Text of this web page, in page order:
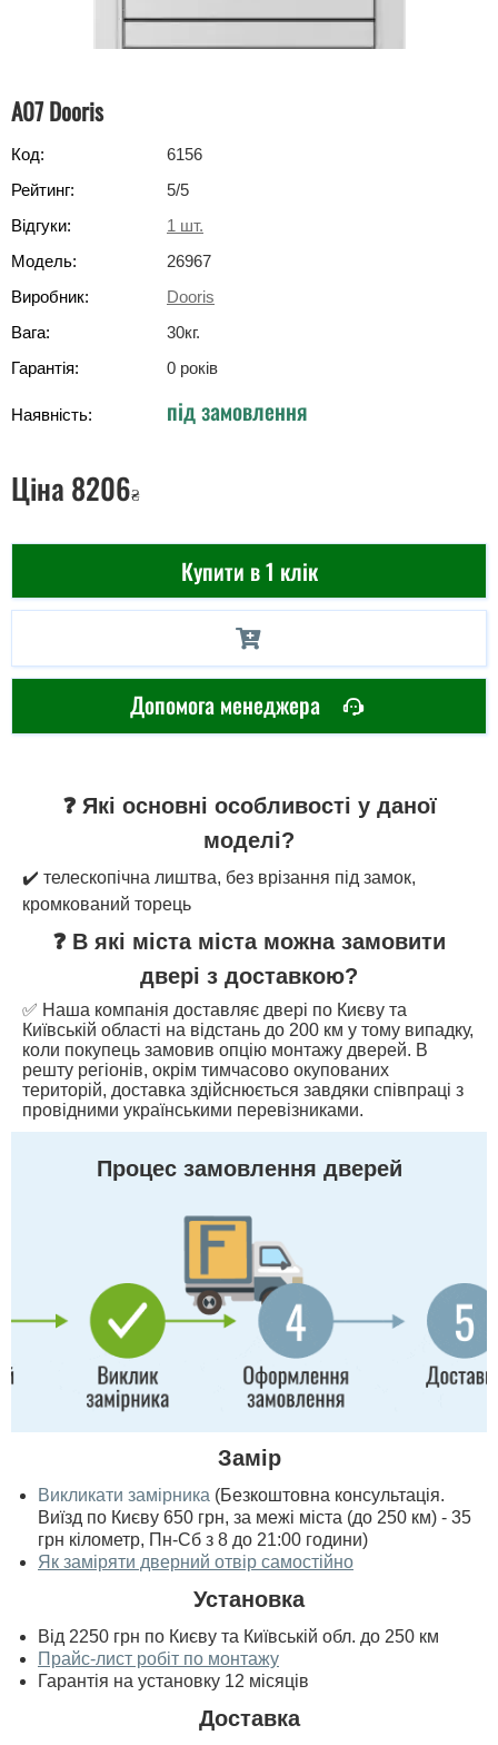
A07 Dooris
Код:
6156
Рейтинг:
5/5
Відгуки:
1 шт.
Модель:
26967
Виробник:
Dooris
Вага:
30кг.
Гарантія:
0 років
Наявність: під замовлення
Ціна 8206₴
Купити в 1 клік
Допомога менеджера
❓ Які основні особливості у даної
моделі?
✔️ телескопічна лиштва, без врізання під замок,
кромкований торець
❓ В які міста міста можна замовити
двері з доставкою?
✅ Наша компанія доставляє двері по Києву та
Київській області на відстань до 200 км у тому випадку,
коли покупець замовив опцію монтажу дверей. В
решту регіонів, окрім тимчасово окупованих
територій, доставка здійснюється завдяки співпраці з
провідними українськими перевізниками.
Процес замовлення дверей
Замір
Викликати замірника (Безкоштовна консультація.
Виїзд по Києву 650 грн, за межі міста (до 250 км) - 35
грн кілометр, Пн-Сб з 8 до 21:00 години)
Як заміряти дверний отвір самостійно
Установка
Від 2250 грн по Києву та Київській обл. до 250 км
Прайс-лист робіт по монтажу
Гарантія на установку 12 місяців
Доставка